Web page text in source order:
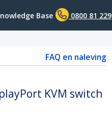
Base 0800 81 229
FAQ en naleving
KVM switch